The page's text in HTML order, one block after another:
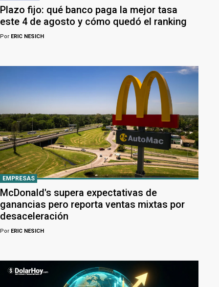
Plazo fijo: qué banco paga la mejor tasa
este 4 de agosto y cómo quedó el ranking
Por ERIC NESICH
EMPRESAS
McDonald's supera expectativas de
ganancias pero reporta ventas mixtas por
desaceleración
Por ERIC NESICH